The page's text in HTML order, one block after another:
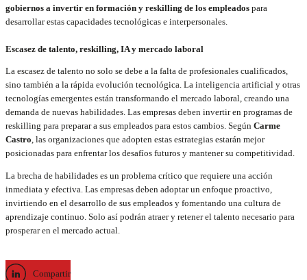
gobiernos a invertir en formación y reskilling de los empleados para
desarrollar estas capacidades tecnológicas e interpersonales.
Escasez de talento, reskilling, IA y mercado laboral
La escasez de talento no solo se debe a la falta de profesionales cualificados,
sino también a la rápida evolución tecnológica. La inteligencia artificial y otras
tecnologías emergentes están transformando el mercado laboral, creando una
demanda de nuevas habilidades. Las empresas deben invertir en programas de
reskilling para preparar a sus empleados para estos cambios. Según Carme
Castro, las organizaciones que adopten estas estrategias estarán mejor
posicionadas para enfrentar los desafíos futuros y mantener su competitividad.
La brecha de habilidades es un problema crítico que requiere una acción
inmediata y efectiva. Las empresas deben adoptar un enfoque proactivo,
invirtiendo en el desarrollo de sus empleados y fomentando una cultura de
aprendizaje continuo. Solo así podrán atraer y retener el talento necesario para
prosperar en el mercado actual.
Compartir